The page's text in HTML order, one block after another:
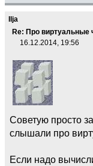
Ilja
Re: Про виртуальные
16.12.2014, 19:56
Cоветую просто
слышали про
Если надо